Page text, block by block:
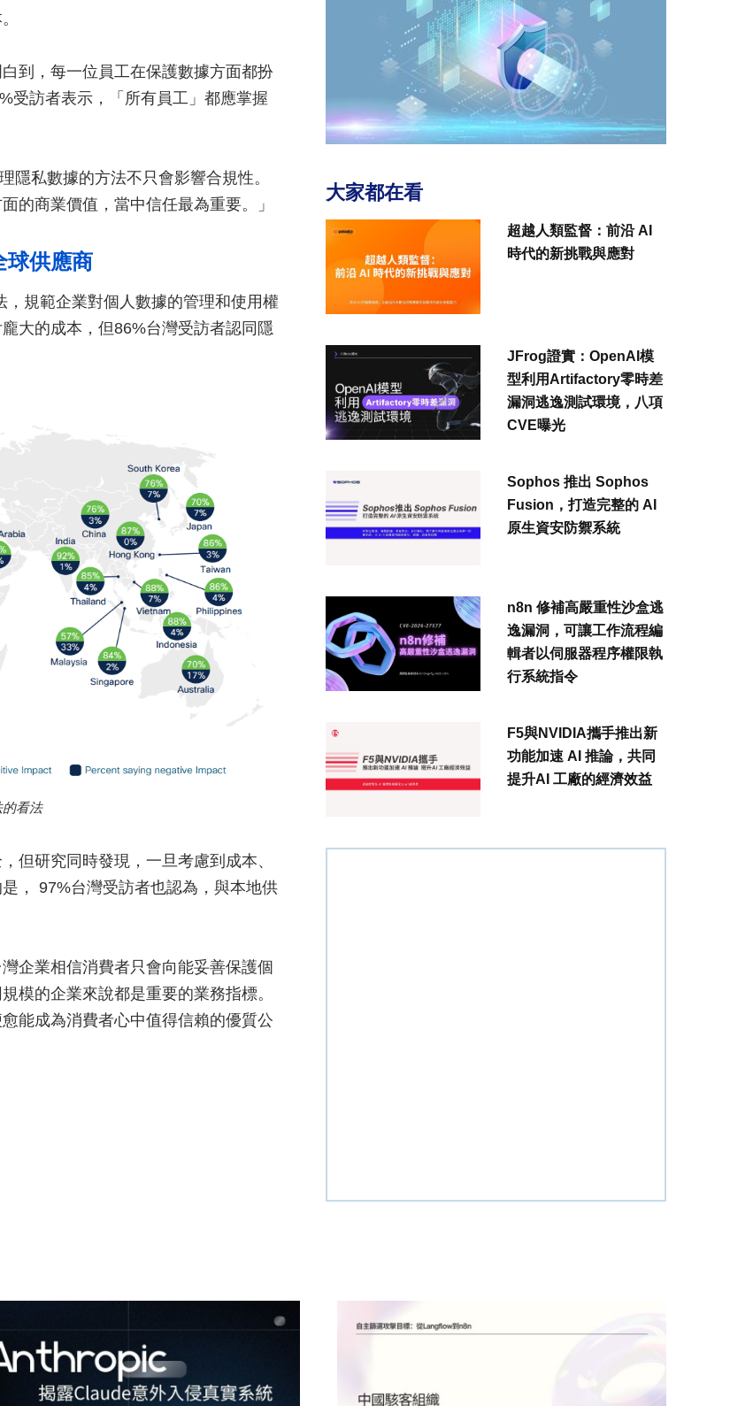
到，每一位員工在保護數據方面都扮
受訪者表示，「所有員工」都應掌握
隱私數據的方法不只會影響合規性。
的商業價值，當中信任最為重要。」
球供應商
規範企業對個人數據的管理和使用權
大的成本，但86%台灣受訪者認同隱
看法
但研究同時發現，一旦考慮到成本、
， 97%台灣受訪者也認為，與本地供
企業相信消費者只會向能妥善保護個
模的企業來說都是重要的業務指標。
能成為消費者心中值得信賴的優質公
大家都在看
超越人類監督：前沿 AI
時代的新挑戰與應對
JFrog證實：OpenAI模
型利用Artifactory零時差
漏洞逃逸測試環境，八項
CVE曝光
Sophos 推出 Sophos
Fusion，打造完整的 AI
原生資安防禦系統
n8n 修補高嚴重性沙盒逃
逸漏洞，可讓工作流程編
輯者以伺服器程序權限執
行系統指令
F5與NVIDIA攜手推出新
功能加速 AI 推論，共同
提升AI 工廠的經濟效益